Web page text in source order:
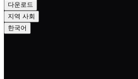
다운로드
지역 사회
한국어